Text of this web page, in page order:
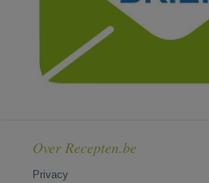
Over Recepten.be
Privacy